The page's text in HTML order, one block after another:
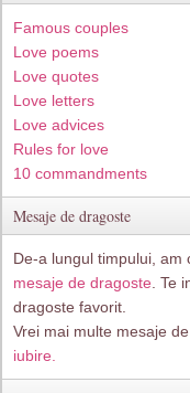
Famous couples
Love poems
Love quotes
Love letters
Love advices
Rules for love
10 commandments
Mesaje de dragoste
De-a lungul timpului, am
mesaje de dragoste . Te
dragoste favorit.
Vrei mai multe mesaje
iubire.